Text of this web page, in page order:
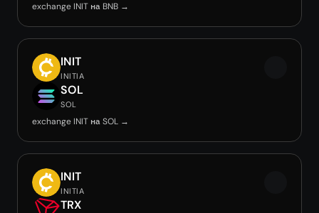
exchange INIT на BNB →
INIT
INITIA
SOL
SOL
exchange INIT на SOL →
INIT
INITIA
TRX